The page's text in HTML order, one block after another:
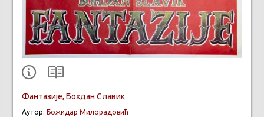
Фантазије, Бохдан Славик
Аутор: Божидар Милорадовић